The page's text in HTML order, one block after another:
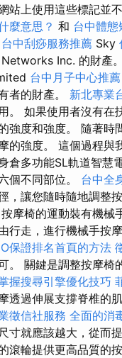
站上使用這些標記並
麼意思？ 和 台中體態
台中刮痧服務推薦 Sky
Networks Inc. 的財產。
台中月子中心推薦
者的財產。 新北專業
。 如果使用者沒有在
強度和強度。 隨著時
的強度。 這個過程與
倉多功能SL軌道智慧
個不同部位。 台中全
，讓您隨時隨地調整
按摩椅的運動裝有機械
行走，進行機械手按摩
保證排名首頁的方法
。 關鍵是調整按摩椅
握搜尋引擎優化技巧
透過伸展支撐脊椎的
徵信社服務 全面的消
寸就應該越大，從而
滾輪提供更高品質的